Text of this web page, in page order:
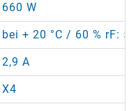
660 W
bei + 20 °C / 60 % rF:
2,9 A
X4